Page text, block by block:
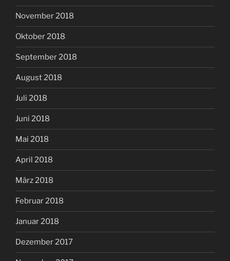
November 2018
Oktober 2018
September 2018
August 2018
Juli 2018
Juni 2018
Mai 2018
April 2018
März 2018
Februar 2018
Januar 2018
Dezember 2017